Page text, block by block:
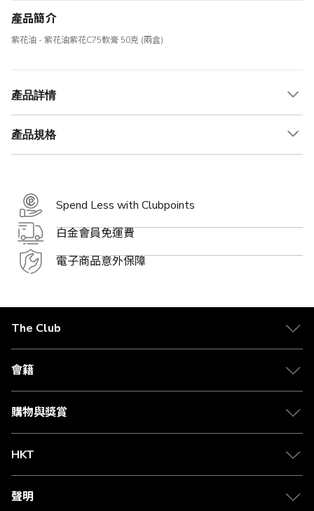
產品簡介
紫花油 - 紫花油紫花C75軟膏 50克 (兩盒)
產品詳情
產品規格
Spend Less with Clubpoints
白金會員免運費
電子商品意外保障
The Club
關於 The Club
合作夥伴
媒體中心
會籍
會籍及專屬禮遇
賺取積分
購物與獎賞
物流與配送
Club Shopping 商品領取站
常見問題
HKT
csl.
1010
聲明